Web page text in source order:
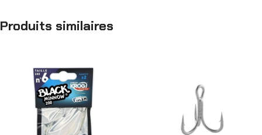
Produits similaires